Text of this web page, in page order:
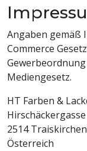
Angaben gemäß
Commerce
Mediengesetz.
HT Farben &
Hirschäckergasse
2514
Österreich